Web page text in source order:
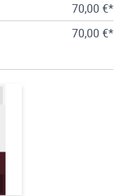
70,00 €*
70,00 €*